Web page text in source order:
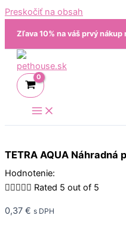
Preskočiť na obsah
Zľava 10% na váš prvý nákup
TETRA AQUA Náhradná
Hodnotenie:
 Rated 5 out of 5
0,37 € s DPH